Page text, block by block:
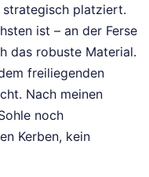
strategisch platziert.
ist – an der Ferse
das robuste Material.
freiliegenden
Nach meinen
noch
Kerben, kein